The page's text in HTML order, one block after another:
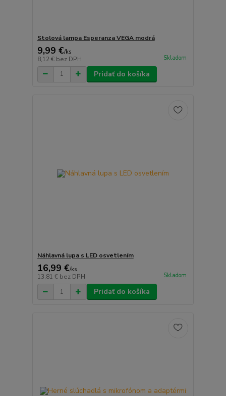
Stolová lampa Esperanza VEGA modrá
9,99 €/ks
8,12 € bez DPH Skladom
Pridať do košíka
Náhlavná lupa s LED osvetlením
16,99 €/ks
13,81 € bez DPH Skladom
Pridať do košíka